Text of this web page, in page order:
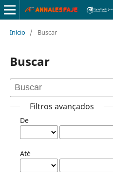
Início / Buscar
Buscar
Filtros avançados
De
Até